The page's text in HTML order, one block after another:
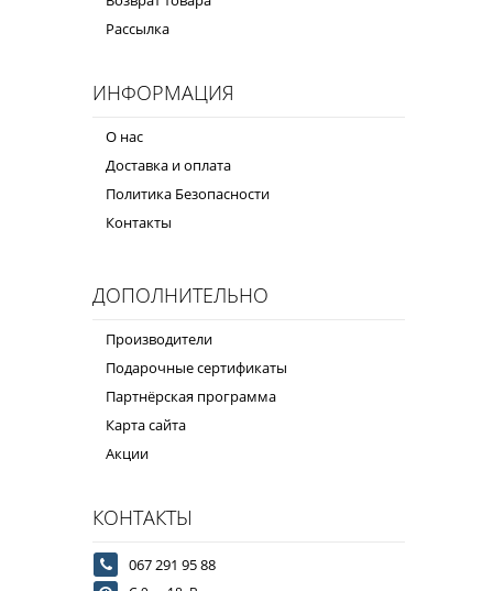
Рассылка
ИНФОРМАЦИЯ
О нас
Доставка и оплата
Политика Безопасности
Контакты
ДОПОЛНИТЕЛЬНО
Производители
Подарочные сертификаты
Партнёрская программа
Карта сайта
Акции
КОНТАКТЫ
067 291 95 88